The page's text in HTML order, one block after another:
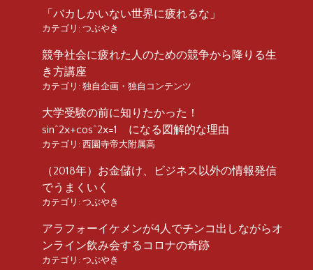
「バカしかいない世界に疲れるな」
カテゴリ: つぶやき
競争社会に疲れた人のための競争から降りる生
き方講座
カテゴリ: 独自企画・独自コンテンツ
大学受験の前に知りたかった！
sin^2x+cos^2x=1 になる図解的な理由
カテゴリ: 西園寺帝大附属高
（2018年）お金儲け、ビジネス以外の情報発信
でうまくいく
カテゴリ: つぶやき
アラフォーイケメンが4人でチンコ出しながらオ
ンライン飲み会するコロナの奇跡
カテゴリ: つぶやき